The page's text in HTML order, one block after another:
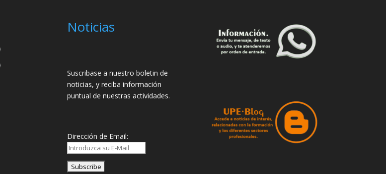
Noticias
Suscribase a nuestro boletin de
noticias, y reciba información
puntual de nuestras actividades.
Dirección de Email: